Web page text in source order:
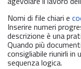
Nomi di file chiari e
Inserire numeri
descrizione è una
Quando più
consigliabile riunirli in
sequenza logica.